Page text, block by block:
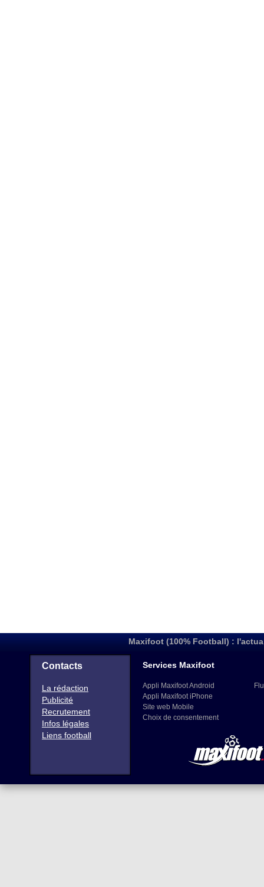
Maxifoot (100% Football) :
Contacts
La rédaction
Publicité
Recrutement
Infos légales
Liens football
Services Maxifoot
Appli Maxifoot Android
Appli Maxifoot iPhone
Site web Mobile
Choix de consentement